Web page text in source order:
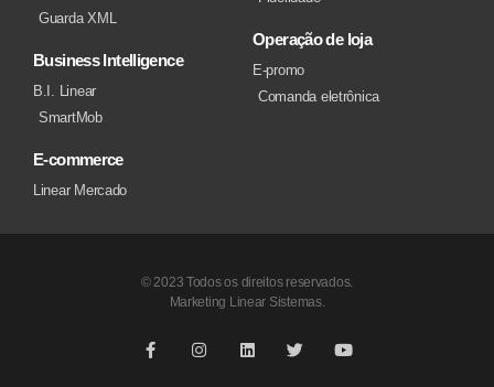
Guarda XML
Business Intelligence
B.I. Linear
SmartMob
E-commerce
Linear Mercado
Operação de loja
E-promo
Comanda eletrônica
© 2023 Todos os direitos reservados.
Marketing Linear Sistemas.